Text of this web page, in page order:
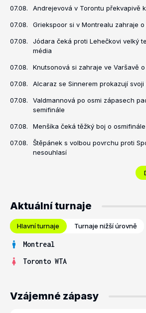
07.08. Andrejevová v Torontu překvapivě
07.08. Griekspoor si v Montrealu zahraje
07.08.
Jódara čeká proti Lehečkovi velký
média
07.08. Knutsonová si zahraje ve Varšavě
07.08. Alcaraz se Sinnerem prokazují svoji
07.08.
Valdmannová po osmi zápasech
semifinále
07.08. Menšíka čeká těžký boj o
07.08.
Štěpánek s volbou povrchu proti
nesouhlasí
Aktuální turnaje
Hlavní turnaje Turnaje nižší úrovně
Montreal
Toronto WTA
Vzájemné zápasy